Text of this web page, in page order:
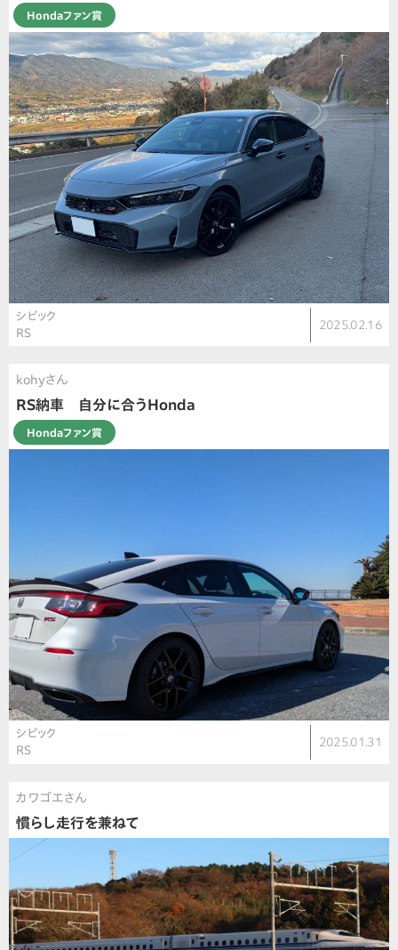
Hondaファン賞
シビック
RS
2025.02.16
kohyさん
RS納車 自分に合うHonda
Hondaファン賞
シビック
RS
2025.01.31
カワゴエさん
慣らし走行を兼ねて